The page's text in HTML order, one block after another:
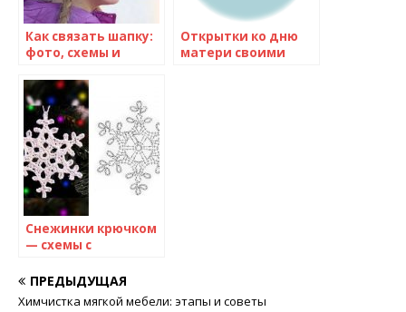
Как связать шапку:
фото, схемы и
начинающих
Открытки ко дню
матери своими
Снежинки крючком
— схемы с
начинающих
ПРЕДЫДУЩАЯ
Химчистка мягкой мебели: этапы и советы